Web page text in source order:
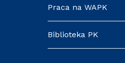
Praca na WAPK
Biblioteka PK